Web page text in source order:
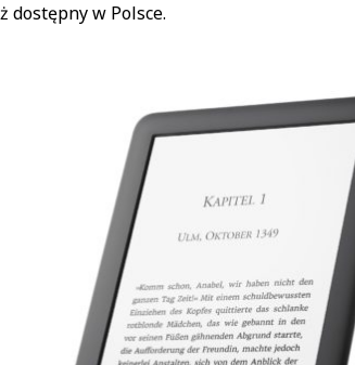
dostępny w Polsce.